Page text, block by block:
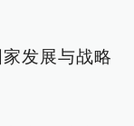
发展与战略